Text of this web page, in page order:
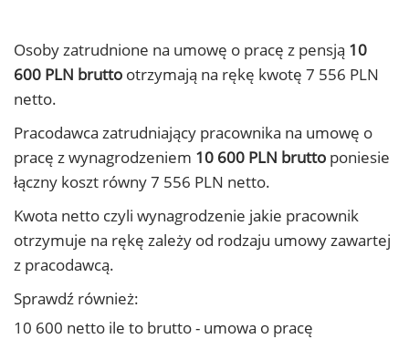
Osoby zatrudnione na umowę o pracę z pensją 10
600 PLN brutto otrzymają na rękę kwotę 7 556 PLN
netto.
Pracodawca zatrudniający pracownika na umowę o
pracę z wynagrodzeniem 10 600 PLN brutto poniesie
łączny koszt równy 7 556 PLN netto.
Kwota netto czyli wynagrodzenie jakie pracownik
otrzymuje na rękę zależy od rodzaju umowy zawartej
z pracodawcą.
Sprawdź również:
10 600 netto ile to brutto - umowa o pracę